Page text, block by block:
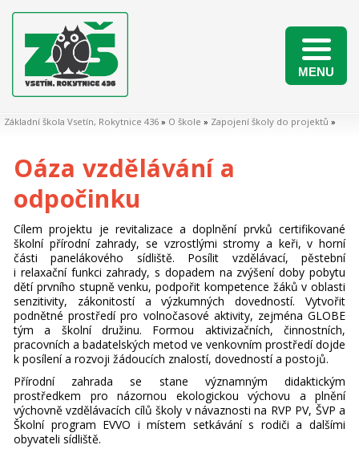
MENU
Základní škola Vsetín, Rokytnice 436 » O škole » Zapojení školy do projektů »
Oáza vzdělávání a
odpočinku
Cílem projektu je revitalizace a doplnění prvků certifikované
školní přírodní zahrady, se vzrostlými stromy a keři, v horní
části panelákového sídliště. Posílit vzdělávací, pěstební
i relaxační funkci zahrady, s dopadem na zvýšení doby pobytu
dětí prvního stupně venku, podpořit kompetence žáků v oblasti
senzitivity, zákonitostí a výzkumných dovedností. Vytvořit
podnětné prostředí pro volnočasové aktivity, zejména GLOBE
tým a školní družinu. Formou aktivizačních, činnostních,
pracovních a badatelských metod ve venkovním prostředí dojde
k posílení a rozvoji žádoucích znalostí, dovedností a postojů.
Přírodní zahrada se stane významným didaktickým
prostředkem pro názornou ekologickou výchovu a plnění
výchovně vzdělávacích cílů školy v návaznosti na RVP PV, ŠVP a
Školní program EVVO i místem setkávání s rodiči a dalšími
obyvateli sídliště.